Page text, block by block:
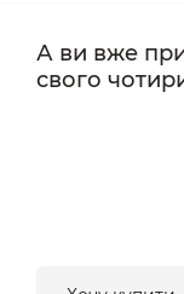
А ви вже
свого